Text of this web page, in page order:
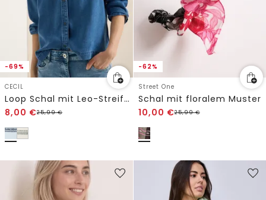
-69%
CECIL
Loop Schal mit Leo-Streifen
8,00 €25,99€
-62%
Street One
Schal mit floralem Muster
10,00 €25,99€